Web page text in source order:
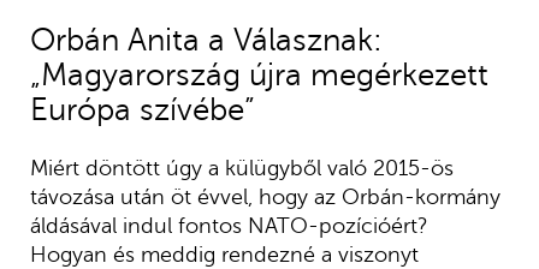
Orbán Anita a Válasznak:
„Magyarország újra megérkezett
Európa szívébe”
Miért döntött úgy a külügyből való 2015-ös
távozása után öt évvel, hogy az Orbán-kormány
áldásával indul fontos NATO-pozícióért?
Hogyan és meddig rendezné a viszonyt